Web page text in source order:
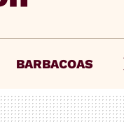
BARBACOAS